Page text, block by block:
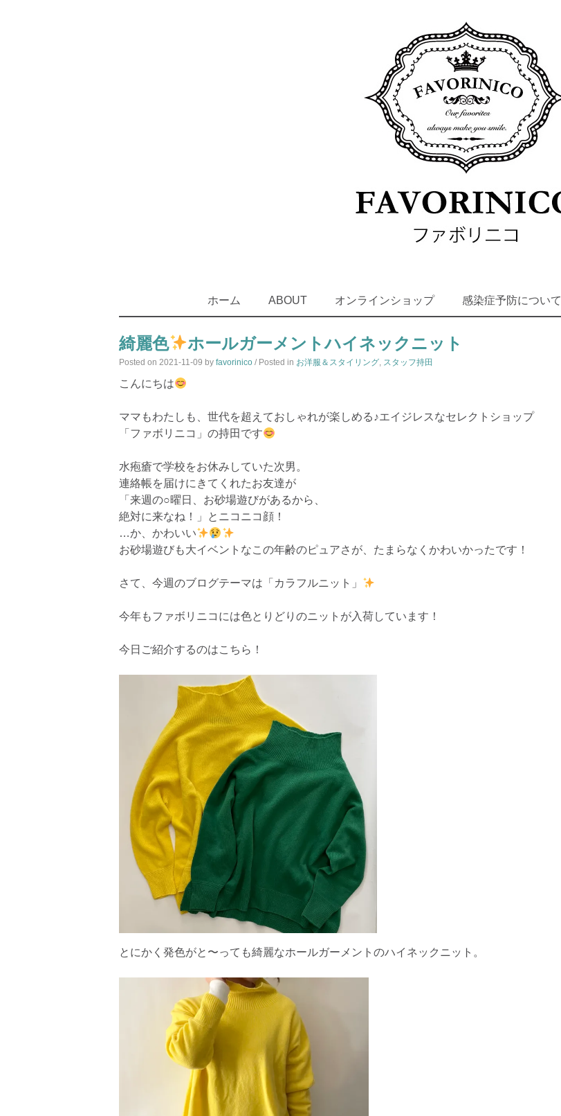
SKIP
TO
ホーム ABOUT オンラインショップ 感染症予防について
綺麗色 ホールガーメントハイネックニット
Posted on 2021-11-09 by favorinico / Posted in お洋服＆スタイリング, スタッフ持田
こんにちは
ママもわたしも、世代を超えておしゃれが楽しめる♪エイジレスなセレクトショップ
「ファボリニコ」の持田です
水疱瘡で学校をお休みしていた次男。
連絡帳を届けにきてくれたお友達が
「来週の○曜日、お砂場遊びがあるから、
絶対に来なね！」とニコニコ顔！
…か、かわいい
お砂場遊びも大イベントなこの年齢のピュアさが、たまらなくかわいかったです！
さて、今週のブログテーマは「カラフルニット」
今年もファボリニコには色とりどりのニットが入荷しています！
今日ご紹介するのはこちら！
とにかく発色がと〜っても綺麗なホールガーメントのハイネックニット。